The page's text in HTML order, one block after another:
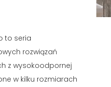
to seria
rozwiązań
z wysokoodpornej
w kilku rozmiarach